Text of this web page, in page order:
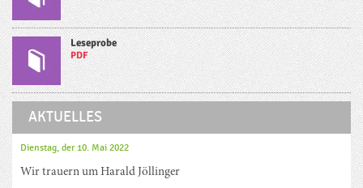
Leseprobe
PDF
AKTUELLES
Dienstag, der 10. Mai 2022
Wir trauern um Harald Jöllinger